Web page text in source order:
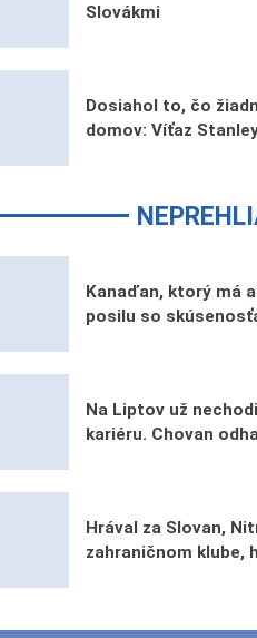
Slovákmi
Dosiahol to, čo
domov: Víťaz
Kanaďan, ktorý má
posilu so
Na Liptov už
kariéru. Chovan
Hrával za Slovan,
zahraničnom klube,